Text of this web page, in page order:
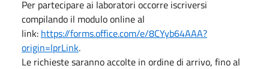
Per partecipare ai laboratori occorre iscriversi
compilando il modulo online al
link: https://forms.office.com/e/8CYyb64AAA?
origin=lprLink.
Le richieste saranno accolte in ordine di arrivo, fino al